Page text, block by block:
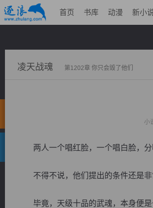
首页 书库 动漫 新小
凌天战魂 第1202章 你只会毁了他们
小
两人一个唱红脸，一个唱白脸，分
不得不说，他们提出的条件还是非
毕竟，天级十品的武魂，本身便是